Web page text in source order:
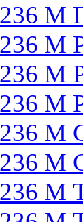
М
М
М
М
М
М
М